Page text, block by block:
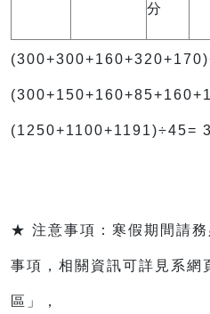
分
(1250+1100+1191)÷45=
★ 注意事項：寒假期間請
事項，相關資訊可詳見系網
區」，